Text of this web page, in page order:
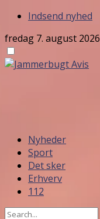
Indsend nyhed
fredag 7. august 2026
Nyheder
Sport
Det sker
Erhverv
112